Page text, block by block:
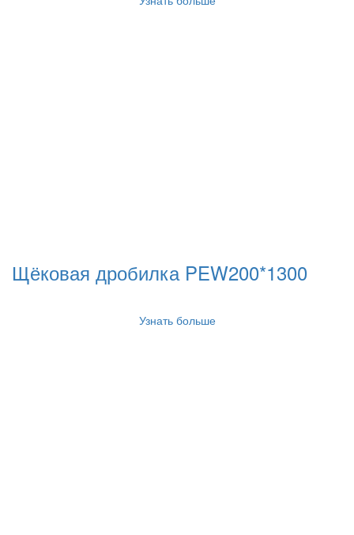
Щёковая дробилка PEW200*1300
Узнать больше